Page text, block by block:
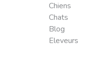
Chiens
Chats
Blog
Eleveurs